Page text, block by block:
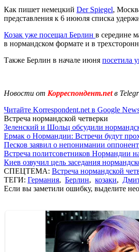
Как пишет немецкий Der Spiegel,
представления к 6 иююля списка
Козак уже посещал Берлин в середине
в нормандском формате и в
Также Берлин в начале июня посетила
Новости от Корреспондент.netв
Читайте Korrespondent.net в Google
Встреча нормандской четверки
Зеленский и Шольц обсудили
Ермак о Нормандии: Встречи будут
Песков заявил о непонимании
Встреча политсоветников Нормандии
Киев озвучил цель заседания
СПЕЦТЕМА: Встреча нормандской
ТЕГИ: Германия, Берлин, козаки,
Если вы заметили ошибку, выделите